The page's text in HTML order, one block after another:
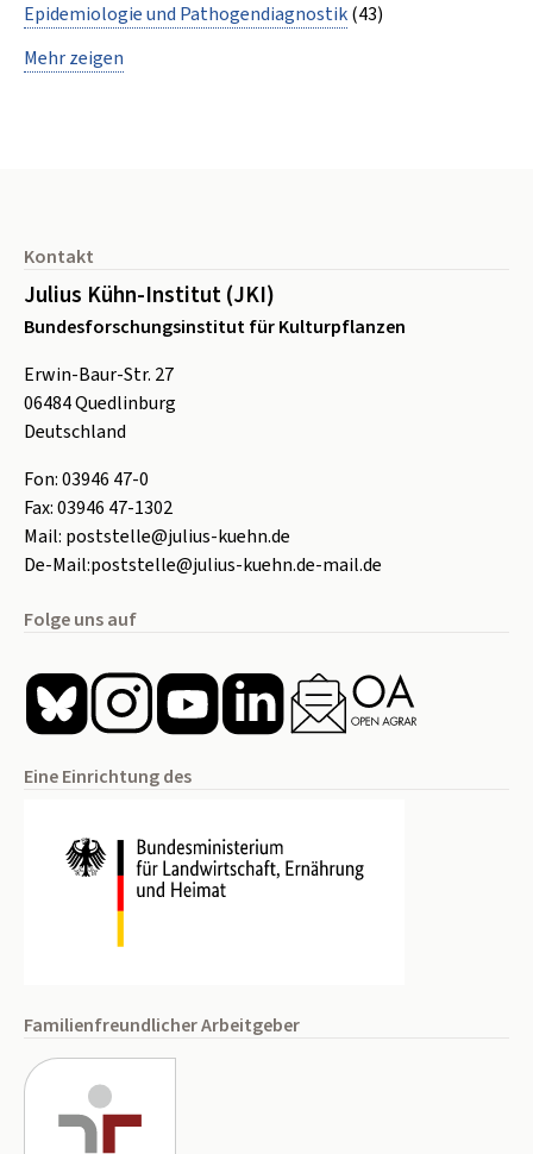
Epidemiologie und Pathogendiagnostik(43)
Mehr zeigen
Kontakt
Julius Kühn-Institut (JKI)
Bundesforschungsinstitut für Kulturpflanzen
Erwin-Baur-Str. 27
06484Quedlinburg
Deutschland
Fon:03946 47-0
Fax:03946 47-1302
Mail: poststelle@julius-kuehn.de
De-Mail:poststelle@julius-kuehn.de-mail.de
Folge uns auf
Eine Einrichtung des
Familienfreundlicher Arbeitgeber